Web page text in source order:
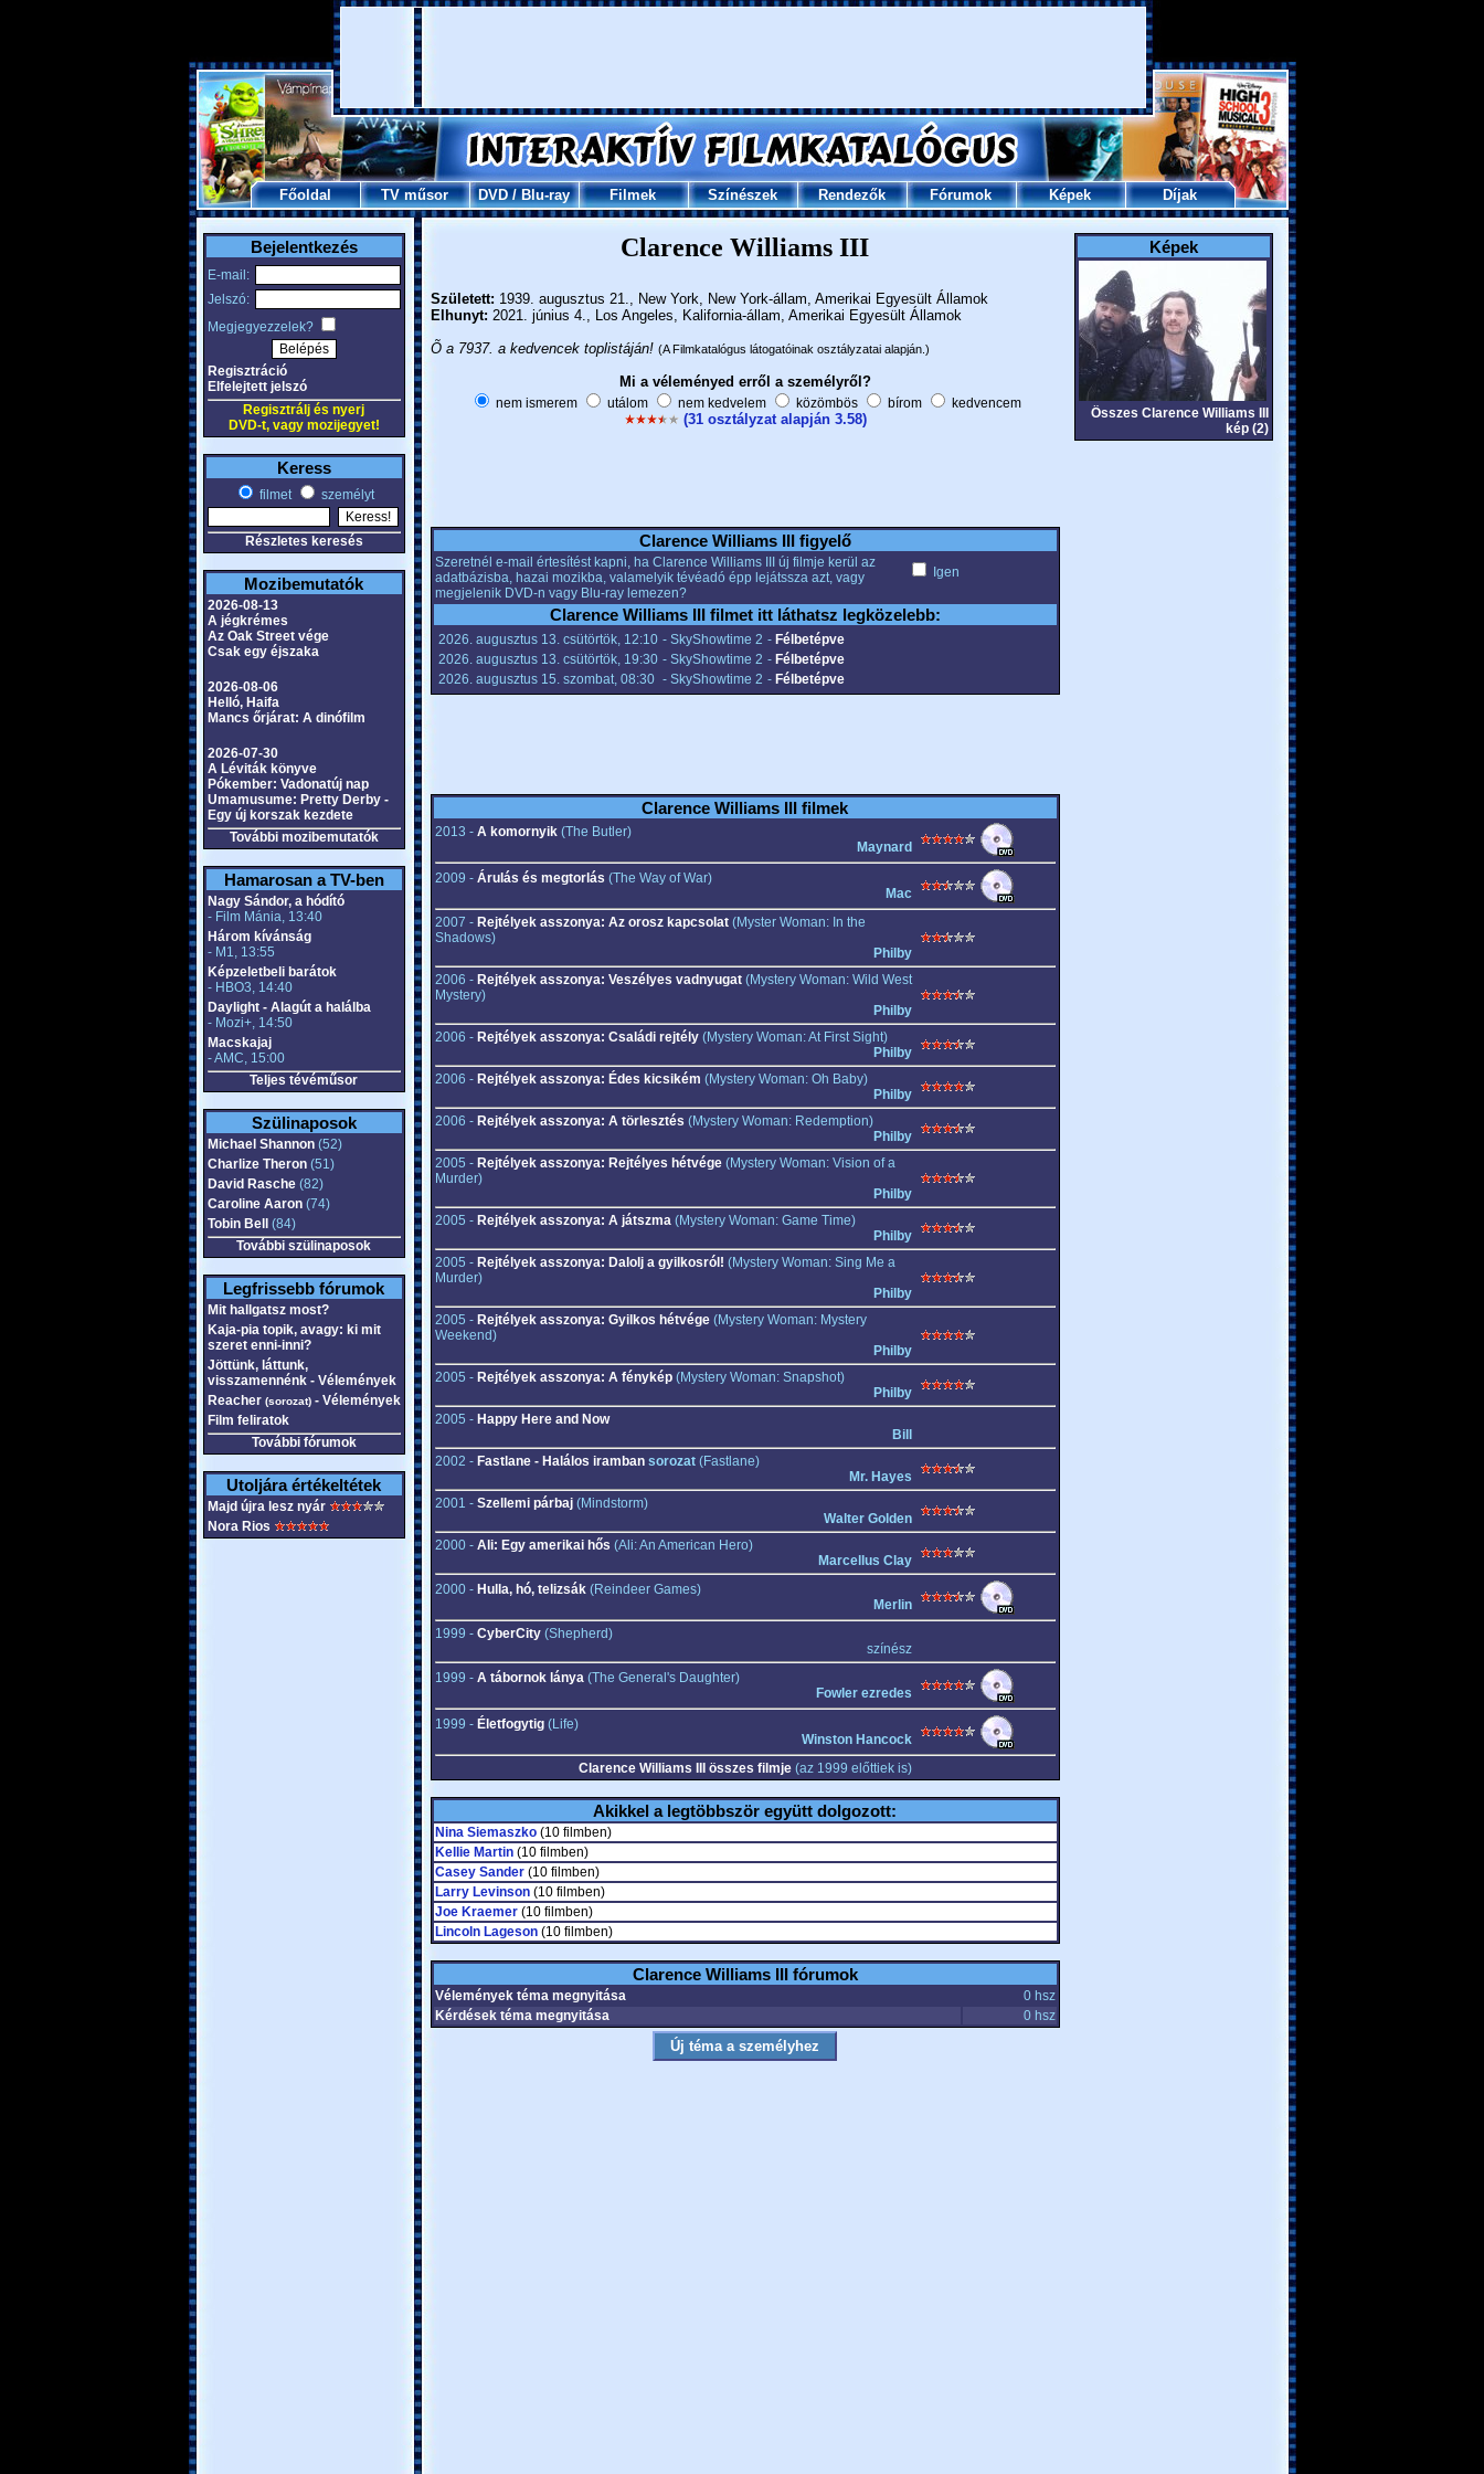
Főoldal TV műsor DVD/Blu-ray Filmek Színészek Rendezők Fórumok Képek Díjak
Bejelentkezés
E-mail:
Jelszó:
Megjegyezzelek?
Regisztráció
Elfelejtett jelszó
Regisztrálj és nyerj
DVD-t, vagy mozijegyet!
Keress
filmet személyt
Részletes keresés
Mozibemutatók
2026-08-13
A jégkrémes
Az Oak Street vége
Csak egy éjszaka
2026-08-06
Helló, Haifa
Mancs őrjárat: A dinófilm
2026-07-30
A Léviták könyve
Pókember: Vadonatúj nap
Umamusume: Pretty Derby -
Egy új korszak kezdete
További mozibemutatók
Hamarosan a TV-ben
Nagy Sándor, a hódító
- Film Mánia, 13:40
Három kívánság
- M1, 13:55
Képzeletbeli barátok
- HBO3, 14:40
Daylight - Alagút a halálba
- Mozi+, 14:50
Macskajaj
- AMC, 15:00
Teljes tévéműsor
Szülinaposok
Michael Shannon(52)
Charlize Theron(51)
David Rasche(82)
Caroline Aaron(74)
Tobin Bell
(84)
További szülinaposok
Legfrissebb fórumok
Mit hallgatsz most?
Kaja-pia topik, avagy: ki mit
szeret enni-inni?
Jöttünk, láttunk,
visszamennénk - Vélemények
Reacher (sorozat)- Vélemények
Film feliratok
További fórumok
Utoljára értékeltétek
Majd újra lesz nyár
Nora Rios
Clarence Williams III
Született: 1939. augusztus 21., New York, New York-állam, Amerikai Egyesült Államok
Elhunyt: 2021. június 4., Los Angeles, Kalifornia-állam, Amerikai Egyesült Államok
Õ a 7937. a kedvencek toplistáján! (A Filmkatalógus látogatóinak osztályzatai alapján.)
Mi a véleményed erről a személyről?
nem ismerem utálom nem kedvelem közömbös bírom kedvencem
(31 osztályzat alapján 3.58)
Clarence Williams III figyelő
Szeretnél e-mail értesítést kapni, ha Clarence Williams III új filmje kerül az
adatbázisba, hazai mozikba, valamelyik tévéadó épp lejátssza azt, vagy
megjelenik DVD-n vagy Blu-ray lemezen?
Igen
Clarence Williams III filmet itt láthatsz legközelebb:
2026. augusztus 13. csütörtök, 12:10 - SkyShowtime 2 - Félbetépve
2026. augusztus 13. csütörtök, 19:30 - SkyShowtime 2 - Félbetépve
2026. augusztus 15. szombat, 08:30 - SkyShowtime 2 - Félbetépve
Clarence Williams III filmek
2013 - A komornyik(The Butler)
Maynard
2009 - Árulás és megtorlás (The Way of War)
Mac
2007 - Rejtélyek asszonya: Az orosz kapcsolat(Myster Woman: In the
Shadows)
Philby
2006 - Rejtélyek asszonya: Veszélyes vadnyugat(Mystery Woman: Wild West
Mystery)
Philby
2006 - Rejtélyek asszonya: Családi rejtély(Mystery Woman: At First Sight)
Philby
2006 - Rejtélyek asszonya: Édes kicsikém (Mystery Woman: Oh Baby)
Philby
2006 - Rejtélyek asszonya: A törlesztés (Mystery Woman: Redemption)
Philby
2005 - Rejtélyek asszonya: Rejtélyes hétvége(Mystery Woman: Vision of a
Murder)
Philby
2005 - Rejtélyek asszonya: A játszma(Mystery Woman: Game Time)
Philby
2005 - Rejtélyek asszonya: Dalolj a gyilkosról! (Mystery Woman: Sing Me a
Murder)
Philby
2005 - Rejtélyek asszonya: Gyilkos hétvége(Mystery Woman: Mystery
Weekend)
Philby
2005 - Rejtélyek asszonya: A fénykép(Mystery Woman: Snapshot)
Philby
2005 - Happy Here and Now
Bill
2002 - Fastlane - Halálos iramban sorozat(Fastlane)
Mr. Hayes
2001 - Szellemi párbaj(Mindstorm)
Walter Golden
2000 - Ali: Egy amerikai hős (Ali: An American Hero)
Marcellus Clay
2000 - Hulla, hó, telizsák(Reindeer Games)
Merlin
1999 - CyberCity(Shepherd)
színész
1999 - A tábornok lánya(The General's Daughter)
Fowler ezredes
1999 - Életfogytig(Life)
Winston Hancock
Clarence Williams III összes filmje(az 1999 előttiek is)
Akikkel a legtöbbször együtt dolgozott:
Nina Siemaszko(10 filmben)
Kellie Martin(10 filmben)
Casey Sander(10 filmben)
Larry Levinson(10 filmben)
Joe Kraemer(10 filmben)
Lincoln Lageson(10 filmben)
Clarence Williams III fórumok
Vélemények téma megnyitása
0 hsz
Kérdések téma megnyitása
0 hsz
Képek
Összes Clarence Williams III
kép (2)